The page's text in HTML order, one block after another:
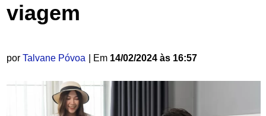
viagem
por Talvane Póvoa | Em 14/02/2024 às 16:57